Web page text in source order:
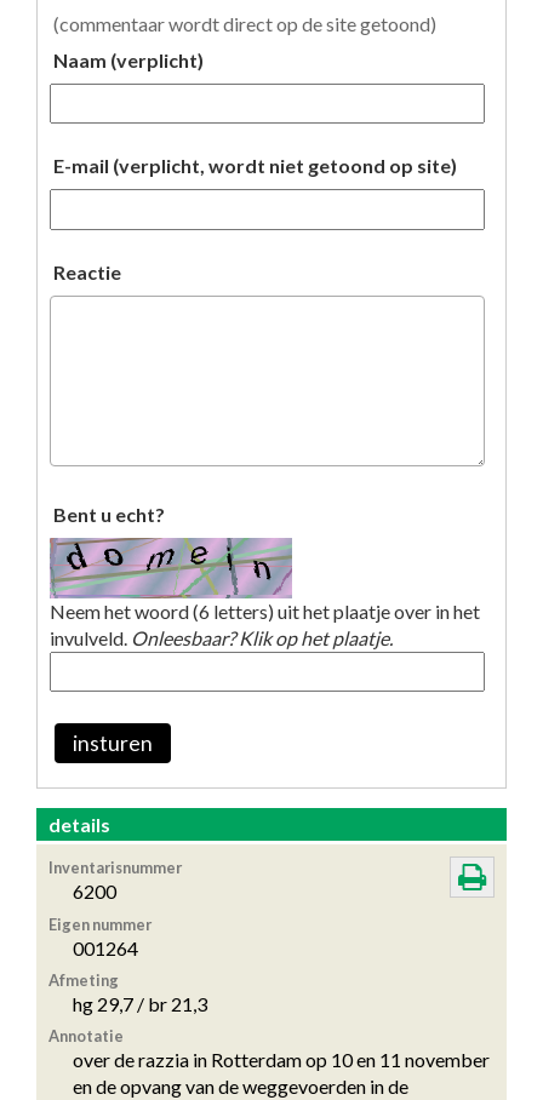
(commentaar wordt direct op de site getoond)
Naam (verplicht)
E-mail (verplicht, wordt niet getoond op site)
Reactie
Bent u echt?
Neem het woord (6 letters) uit het plaatje over in het
invulveld. Onleesbaar? Klik op het plaatje.
insturen
details
Inventarisnummer
6200
Eigen nummer
001264
Afmeting
hg 29,7 / br 21,3
Annotatie
over de razzia in Rotterdam op 10 en 11 november
en de opvang van de weggevoerden in de